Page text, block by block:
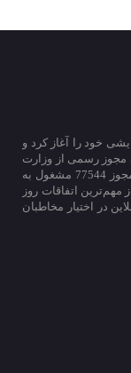
ماه سال 94 فعالیت آزمایشی خود را آغاز کرد و
سال 95 موفق به اخذ مجوز رسمی از وزارت
فرهنگ و ارشاد اسلامی شد. قلم پرس که با شماره مجوز 77544 مشغول به
اتفاقات روز
در اختیار مخاطبان